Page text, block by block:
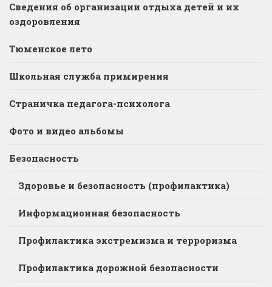
Сведения об организации отдыха детей и их
оздоровления
Тюменское лето
Школьная служба примирения
Страничка педагога-психолога
Фото и видео альбомы
Безопасность
Здоровье и безопасность (профилактика)
Информационная безопасность
Профилактика экстремизма и терроризма
Профилактика дорожной безопасности